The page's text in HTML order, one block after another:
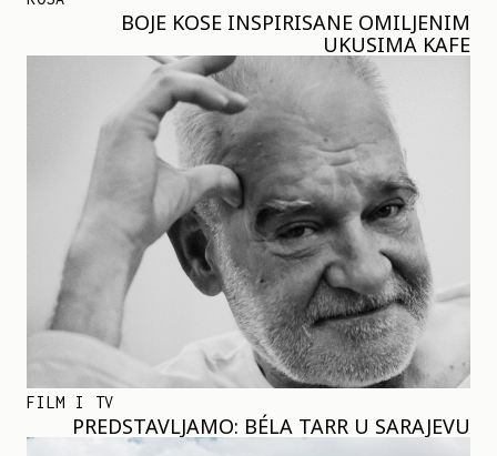
BOJE KOSE INSPIRISANE OMILJENIM
UKUSIMA KAFE
FILM I TV
PREDSTAVLJAMO: BÉLA TARR U SARAJEVU